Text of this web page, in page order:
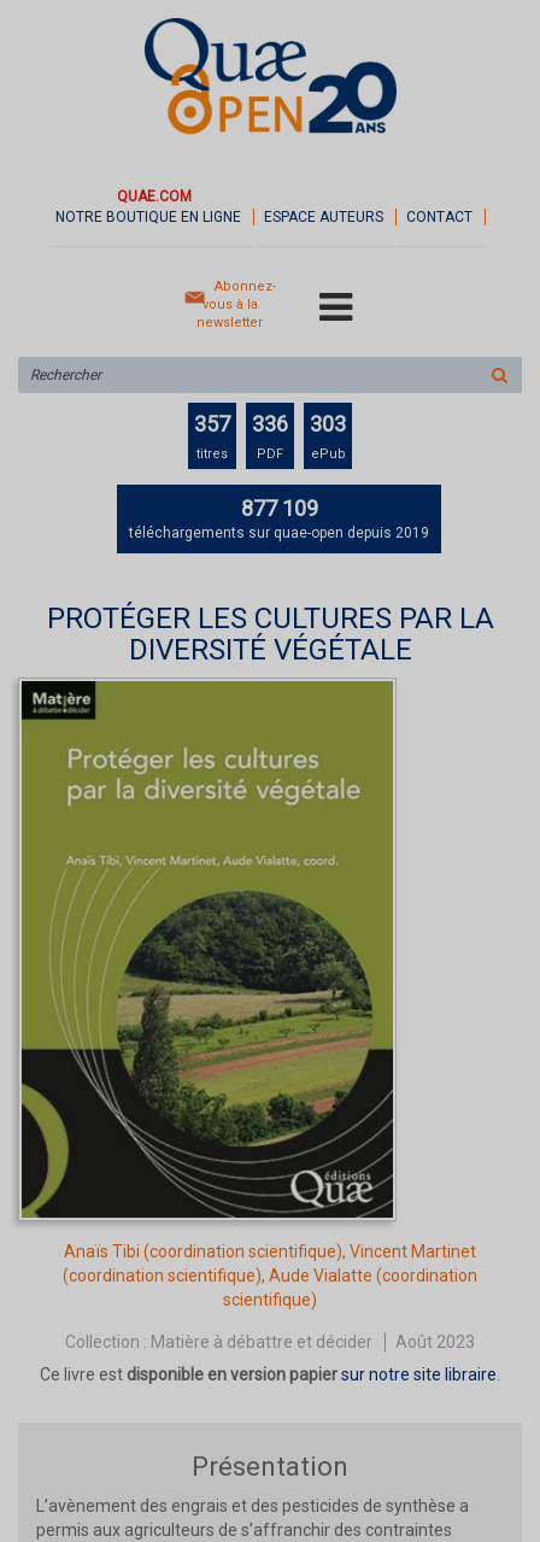
QUAE.COM
NOTRE BOUTIQUE EN LIGNE
ESPACE AUTEURS CONTACT
Abonnez-
vous à la
newsletter
sur
le
357
titres
336
PDF
303
ePub
877 109
téléchargements sur quae-open depuis 2019
PROTÉGER LES CULTURES PAR LA
DIVERSITÉ VÉGÉTALE
Anaïs Tibi (coordination scientifique), Vincent Martinet
(coordination scientifique), Aude Vialatte (coordination
scientifique)
Collection : Matière à débattre et décider
Août 2023
Ce livre est disponible en version papiersur notre site libraire
Présentation
L’avènement des engrais et des pesticides de synthèse a
permis aux agriculteurs de s’affranchir des contraintes